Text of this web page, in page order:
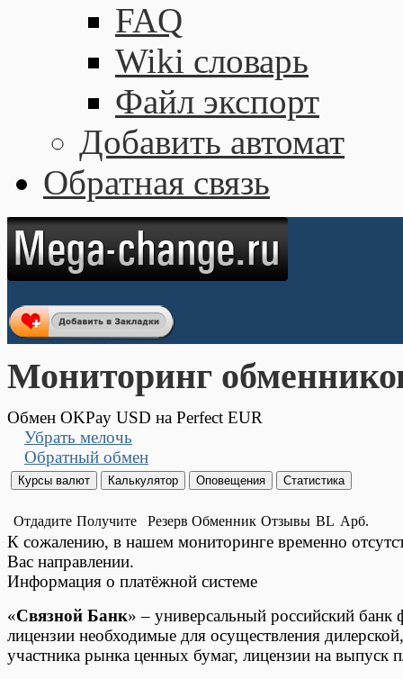
FAQ
Wiki словарь
Файл экспорт
Добавить автомат
Обратная связь
Мониторинг
Обмен OKPay USD на Perfect EUR
Убрать мелочь
Обратный обмен
Отдадите Получите Резерв Обменник Отзывы BL Арб.
К сожалению, в нашем мониторинге временно
Вас направлении.
Информация о платёжной системе
«Связной Банк» – универсальный российский
лицензии необходимые для осуществления
участника рынка ценных бумаг, лицензии на выпуск